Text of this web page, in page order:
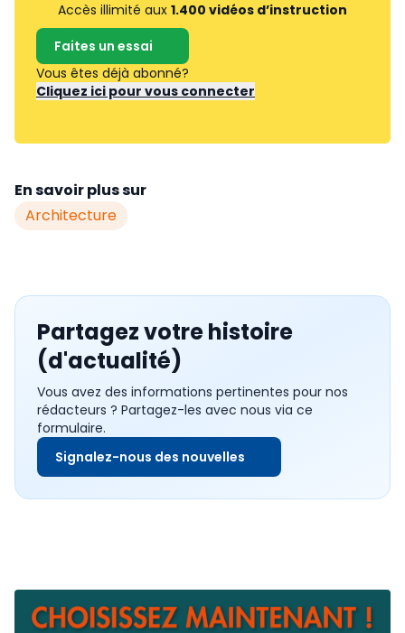
Accès illimité aux 1.400 vidéos d’instruction
Faites un essai
Vous êtes déjà abonné?
Cliquez ici pour vous connecter
En savoir plus sur
Architecture
Partagez votre histoire
(d'actualité)
Vous avez des informations pertinentes pour nos
rédacteurs ? Partagez-les avec nous via ce
formulaire.
Signalez-nous des nouvelles